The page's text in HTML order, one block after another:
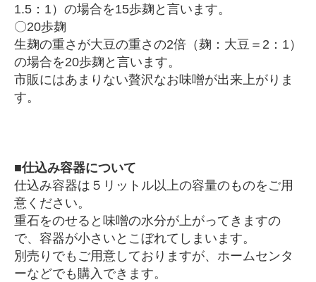
1.5：1）の場合を15歩麹と言います。
〇20歩麹
生麹の重さが大豆の重さの2倍（麹：大豆＝2：1）
の場合を20歩麹と言います。
市販にはあまりない贅沢なお味噌が出来上がりま
す。
■仕込み容器について
仕込み容器は５リットル以上の容量のものをご用
意ください。
重石をのせると味噌の水分が上がってきますの
で、容器が小さいとこぼれてしまいます。
別売りでもご用意しておりますが、ホームセンタ
ーなどでも購入できます。